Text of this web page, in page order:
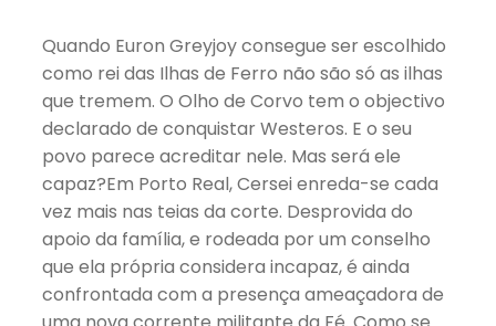
Quando Euron Greyjoy consegue ser escolhido
como rei das Ilhas de Ferro não são só as ilhas
que tremem. O Olho de Corvo tem o objectivo
declarado de conquistar Westeros. E o seu
povo parece acreditar nele. Mas será ele
capaz?Em Porto Real, Cersei enreda-se cada
vez mais nas teias da corte. Desprovida do
apoio da família, e rodeada por um conselho
que ela própria considera incapaz, é ainda
confrontada com a presença ameaçadora de